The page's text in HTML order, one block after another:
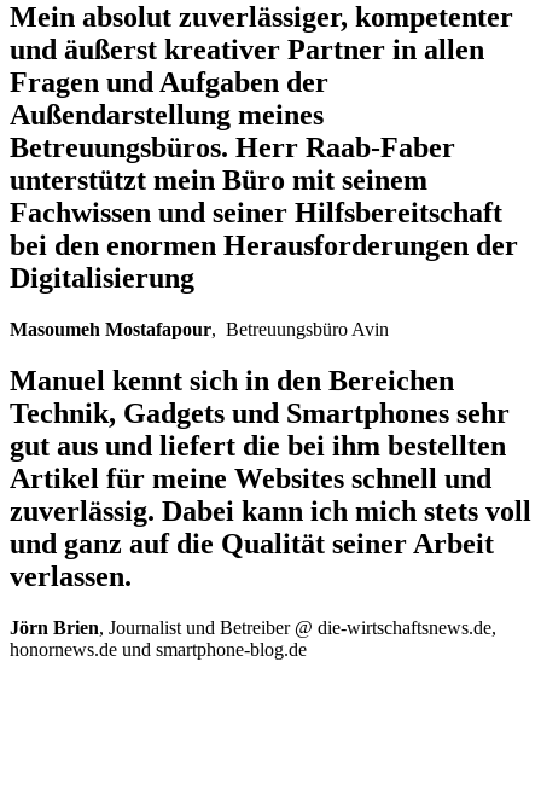
Mein absolut zuverlässiger, kompetenter
und äußerst kreativer Partner in allen
Fragen und Aufgaben der
Außendarstellung meines
Betreuungsbüros. Herr Raab-Faber
unterstützt mein Büro mit seinem
Fachwissen und seiner Hilfsbereitschaft
bei den enormen Herausforderungen der
Digitalisierung
Masoumeh Mostafapour, Betreuungsbüro Avin
Manuel kennt sich in den Bereichen
Technik, Gadgets und Smartphones sehr
gut aus und liefert die bei ihm bestellten
Artikel für meine Websites schnell und
zuverlässig. Dabei kann ich mich stets voll
und ganz auf die Qualität seiner Arbeit
verlassen.
Jörn Brien, Journalist und Betreiber @ die-wirtschaftsnews.de,
honornews.de und smartphone-blog.de